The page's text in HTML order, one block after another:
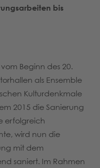
bis
Beginn des 20.
als Ensemble
Kulturdenkmale
2015 die Sanierung
erfolgreich
wird nun die
mit dem
saniert. Im Rahmen